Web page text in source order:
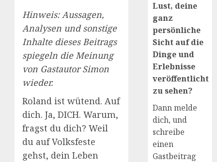
Hinweis: Aussagen,
Analysen und sonstige
Inhalte dieses Beitrags
spiegeln die Meinung
von Gastautor Simon
wieder.
Roland ist wütend. Auf
dich. Ja, DICH. Warum,
fragst du dich? Weil
du auf Volksfeste
gehst, dein Leben
Lust, deine
ganz
persönliche
Sicht auf die
Dinge und
Erlebnisse
veröffentlicht
zu sehen?
Dann melde
dich, und
schreibe
einen
Gastbeitrag